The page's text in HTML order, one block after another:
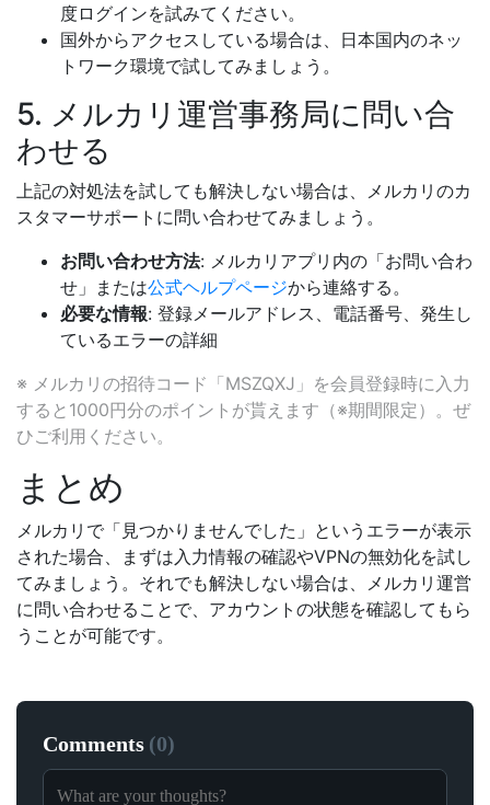
度ログインを試みてください。
国外からアクセスしている場合は、日本国内のネッ
トワーク環境で試してみましょう。
5. メルカリ運営事務局に問い合
わせる
上記の対処法を試しても解決しない場合は、メルカリのカ
スタマーサポートに問い合わせてみましょう。
お問い合わせ方法: メルカリアプリ内の「お問い合わ
せ」または公式ヘルプページから連絡する。
必要な情報: 登録メールアドレス、電話番号、発生し
ているエラーの詳細
※ メルカリの招待コード「MSZQXJ」を会員登録時に入力
すると1000円分のポイントが貰えます（※期間限定）。ぜ
ひご利用ください。
まとめ
メルカリで「見つかりませんでした」というエラーが表示
された場合、まずは入力情報の確認やVPNの無効化を試し
てみましょう。それでも解決しない場合は、メルカリ運営
に問い合わせることで、アカウントの状態を確認してもら
うことが可能です。
Comments (0)